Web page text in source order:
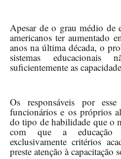
Apesar de o grau médio de
americanos ter aumentado
anos na última década, o
sistemas educacionais
suficientemente as
Os responsáveis por
funcionários e os próprios
do tipo de habilidade que o
com que a educação
exclusivamente critérios
preste atenção à capacitação